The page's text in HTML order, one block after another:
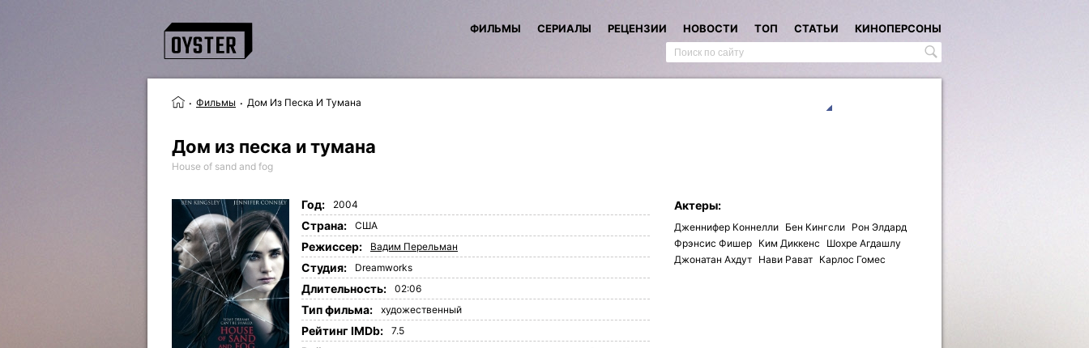
ФИЛЬМЫ СЕРИАЛЫ РЕЦЕНЗИИ НОВОСТИ ТОП СТАТЬИ КИНОПЕРСОНЫ
Фильмы Дом Из Песка И Тумана
Дом из песка и тумана
House of sand and fog
Год: 2004
Страна: США
Режиссер: Вадим Перельман
Студия: Dreamworks
Длительность: 02:06
Tип фильма: художественный
Рейтинг IMDb: 7.5
Актеры:
Дженнифер Коннелли Бен Кингсли Рон Элдард
Фрэнсис Фишер Ким Диккенс
Шохре Агдашлу
Джонатан Ахдут Нави Рават Карлос Гомес